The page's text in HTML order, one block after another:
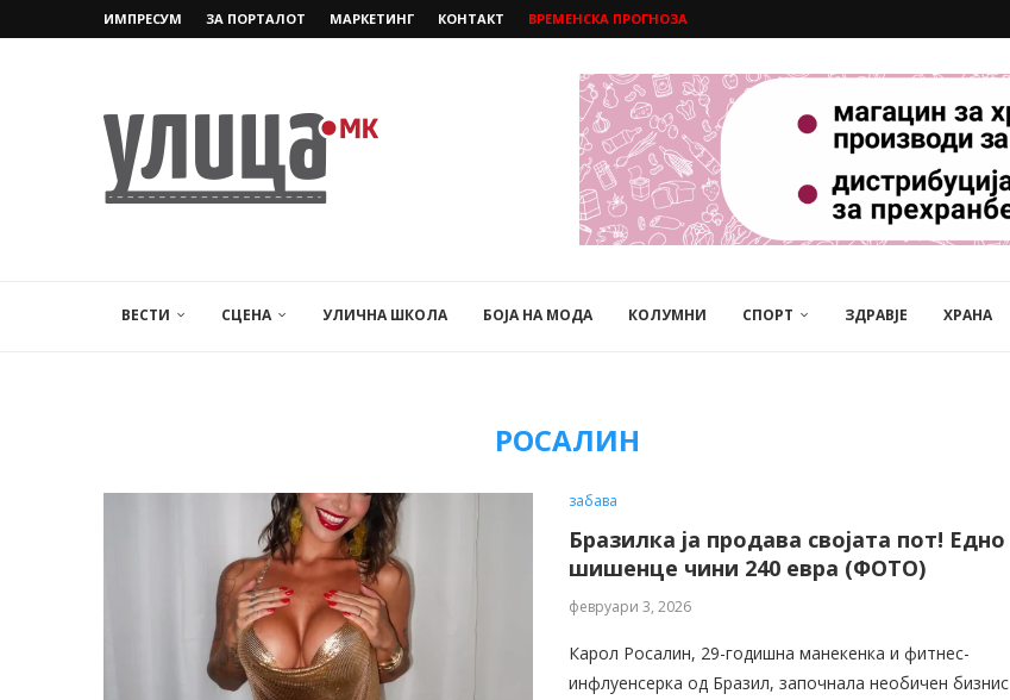
ИМПРЕСУМ ЗА ПОРТАЛОТ МАРКЕТИНГ КОНТАКТ ВРЕМЕНСКА ПРОГНОЗА
ВЕСТИ СЦЕНА УЛИЧНА ШКОЛА БОЈА НА МОДА КОЛУМНИ СПОРТ ЗДРАВЈЕ ХРАНА
РОСАЛИН
забава
Бразилка ја продава својата пот! Едно
шишенце чини 240 евра (ФОТО)
февруари 3, 2026
Карол Росалин, 29-годишна манекенка и фитнес-
инфлуенсерка од Бразил, започнала необичен бизнис